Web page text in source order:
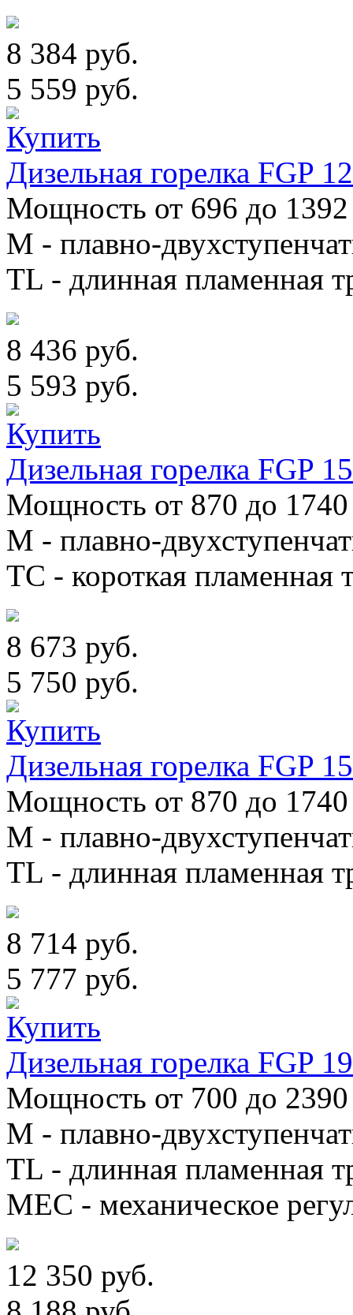
8 384 руб.
5 559 руб.
Дизельная горелка FGP
Мощность от 696 до
М - плавно-
TL - длинная пламенная
8 436 руб.
5 593 руб.
Дизельная горелка FGP
Мощность от 870 до
М - плавно-
TC - короткая пламенная
8 673 руб.
5 750 руб.
Дизельная горелка FGP
Мощность от 870 до
М - плавно-
TL - длинная пламенная
8 714 руб.
5 777 руб.
Дизельная горелка FGP
Мощность от 700 до
М - плавно-
TL - длинная пламенная
MEC - механическое
12 350 руб.